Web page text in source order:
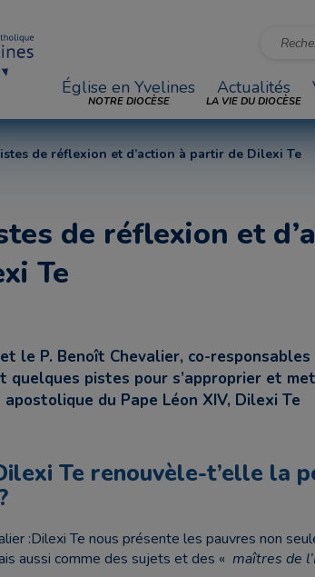
Église en Yvelines
NOTRE DIOCÈSE
Actualités
LA VIE DU DIOCÈSE
de réflexion et d’action à partir de Dilexi Te
de réflexion et
Te
le P. Benoît Chevalier, co-
quelques pistes pour s’approprier et
du Pape Léon XIV, Dilexi Te
Te renouvèle-t’elle la
:Dilexi Te nous présente les pauvres non
aussi comme des sujets et des « maîtres de